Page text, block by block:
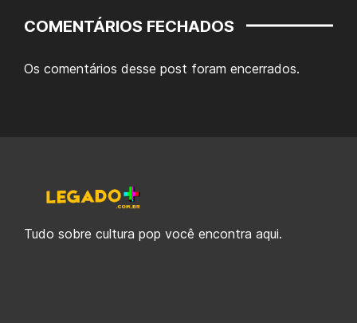
COMENTÁRIOS FECHADOS
Os comentários desse post foram encerrados.
Tudo sobre cultura pop você encontra aqui.